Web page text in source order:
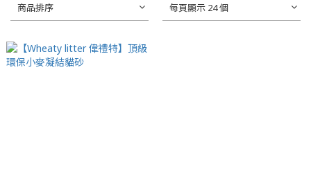
商品排序 每頁顯示 24 個